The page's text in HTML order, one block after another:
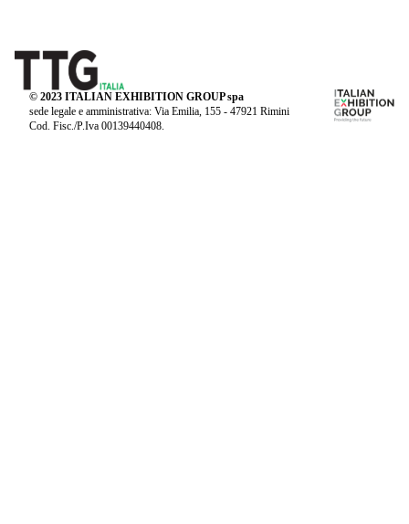
© 2023 ITALIAN EXHIBITION GROUP spa
sede legale e amministrativa: Via Emilia, 155 - 47921 Rimini
Cod. Fisc./P.Iva 00139440408.